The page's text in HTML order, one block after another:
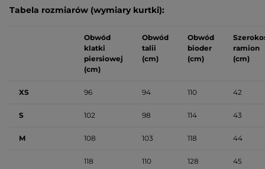
Tabela rozmiarów (wymiary kurtki):
Obwód
klatki
piersiowej
(cm)
Obwód
talii
(cm)
Obwód
bioder
(cm)
ramion
(cm)
XS 96 94 110 42
S 102 98 114 43
M 108 103 118 44
118 110 128 45